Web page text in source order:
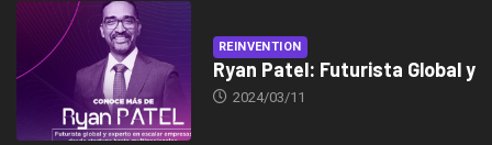
REINVENTION
Ryan Patel: Futurista Global y
2024/03/11